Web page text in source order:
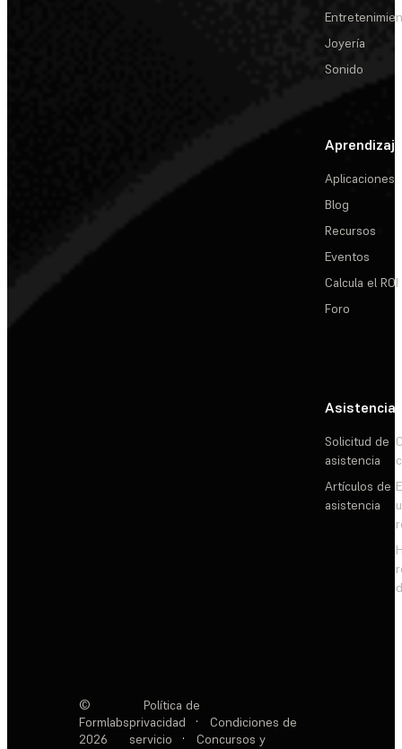
Joyería
Sonido
Aprendizaje
Aplicaciones
Blog
Recursos
Eventos
Calcula el ROI
Foro
Asistencia
Solicitud de
asistencia
Artículos de
asistencia
©
Formlabs
2026
Política de
privacidad
·
Condiciones de
servicio
·
Concursos y